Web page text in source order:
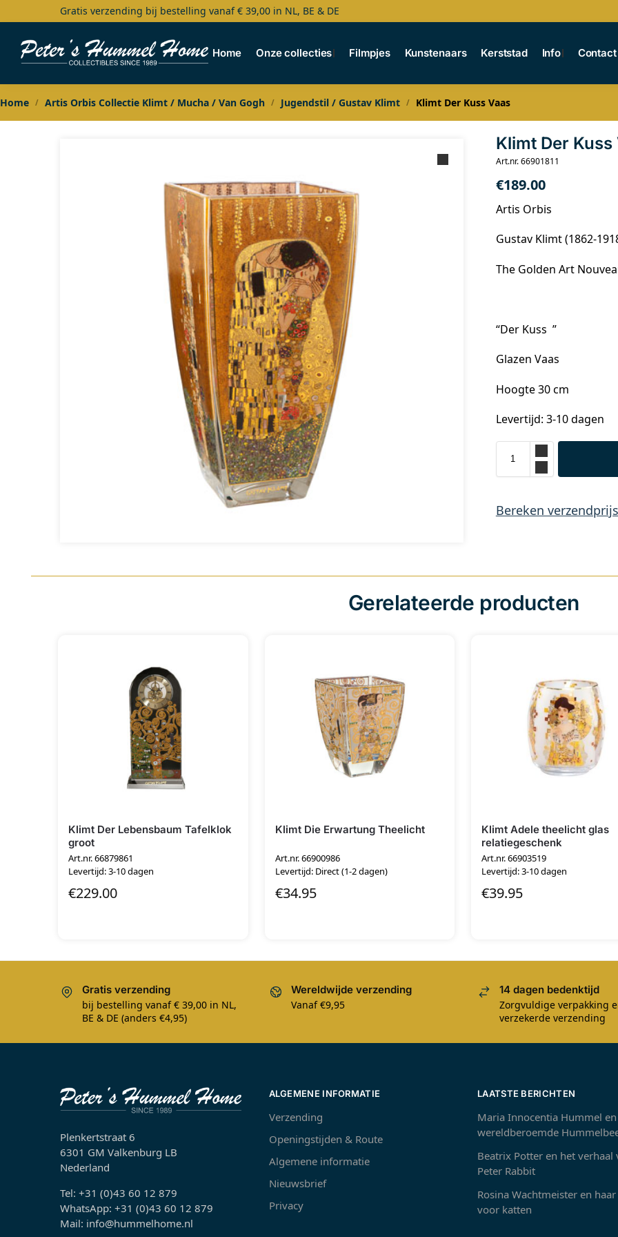
Gratis verzending bij bestelling vanaf € 39,00 in NL, BE & DE
Home Onze collecties Filmpjes Kunstenaars Kerststad Info Contact
Search
Home / Artis Orbis Collectie Klimt / Mucha / Van Gogh / Jugendstil / Gustav Klimt / Klimt Der Kuss Vaas
Klimt Der Kuss
Art.nr. 66901811
€189.00
Artis Orbis
Gustav Klimt (1862-
The Golden Art
“Der Kuss ”
Glazen Vaas
Hoogte 30 cm
Levertijd: 3-10 dagen
Bereken verzendprijs
Gerelateerde producten
Klimt Der Lebensbaum Tafelklok
groot
Art.nr. 66879861
Levertijd: 3-10 dagen
€229.00
Klimt Die Erwartung Theelicht
Art.nr. 66900986
Levertijd: Direct (1-2 dagen)
€34.95
Klimt Adele theelicht glas
relatiegeschenk
Art.nr. 66903519
Levertijd: 3-10 dagen
€39.95
Gratis verzending
bij bestelling vanaf € 39,00 in NL,
BE & DE (anders €4,95)
Wereldwijde verzending
Vanaf €9,95
14 dagen bedenktijd
Zorgvuldige verpakking
verzekerde verzending
Plenkertstraat 6
6301 GM Valkenburg LB
Nederland
Tel: +31 (0)43 60 12 879
WhatsApp: +31 (0)43 60 12 879
Mail: info@hummelhome.nl
ALGEMENE INFORMATIE
Verzending
Openingstijden & Route
Algemene informatie
Nieuwsbrief
Privacy
LAATSTE BERICHTEN
Maria Innocentia Hummel
wereldberoemde
Beatrix Potter en het verhaal
Peter Rabbit
Rosina Wachtmeister en
voor katten